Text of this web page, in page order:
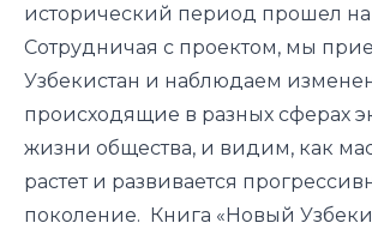
исторический период прошел на
Сотрудничая с проектом, мы
Узбекистан и наблюдаем
происходящие в разных сферах
жизни общества, и видим, как
растет и развивается
поколение. Книга «Новый